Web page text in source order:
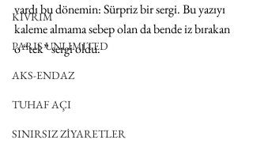
KIVRIM
PARIS UNLIMITED
AKS-ENDAZ
TUHAF AÇI
SINIRSIZ ZİYARETLER
vardı bu dönemin: Sürpriz bir sergi. Bu yazıyı
kaleme almama sebep olan da bende iz bırakan
o “tek” sergi oldu.